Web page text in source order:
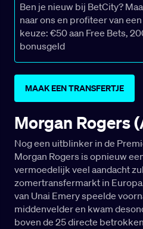
Ben je nieuw bij BetCity?
naar ons en profiteer van
keuze: €50 aan Free Bets,
bonusgeld
MAAK EEN TRANSFERTJE
Morgan Rogers
Nog een uitblinker in de
Morgan Rogers is opnieuw
vermoedelijk veel aandacht
zomertransfermarkt in
van Unai Emery speelde
middenvelder en kwam
boven de 25 directe